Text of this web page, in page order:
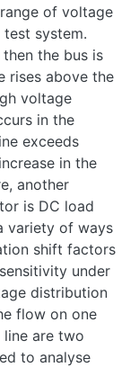
of voltage
test system.
the bus is
rises above the
voltage
in the
exceeds
in the
another
is DC load
variety of ways
shift factors
under
distribution
flow on one
are two
to analyse